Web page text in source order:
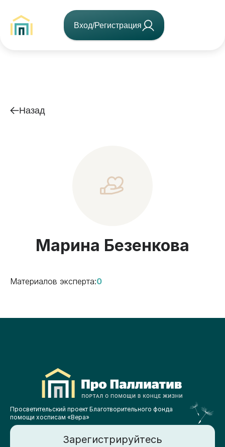
Вход/Регистрация
Назад
Марина Безенкова
Материалов эксперта:0
Просветительский проект Благотворительного фонда
помощи хосписам «Вера»
Зарегистрируйтесь